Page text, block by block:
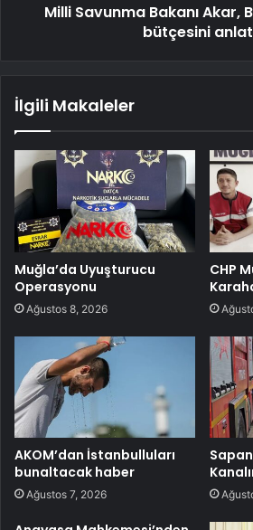
Milli Savunma Bakanı Akar,
bütçesini
İlgili Makaleler
Muğla’da Uyuşturucu
Operasyonu
Ağustos 8, 2026
CHP
AKOM’dan İstanbulluları
bunaltacak haber
Ağustos 7, 2026